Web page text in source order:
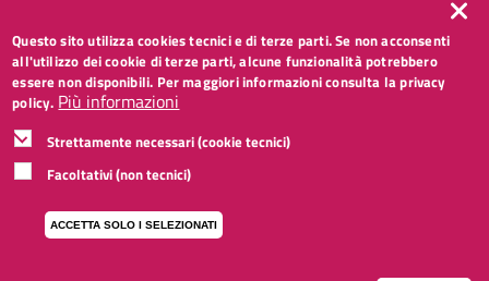
Accessibilità
CC BY 3.0 IT
Questo sito utilizza cookies tecnici e di terze parti. Se non acconsenti
all'utilizzo dei cookie di terze parti, alcune funzionalità potrebbero
essere non disponibili. Per maggiori informazioni consulta la privacy
policy. Più informazioni
Strettamente necessari (cookie tecnici)
Facoltativi (non tecnici)
ACCETTA SOLO I SELEZIONATI